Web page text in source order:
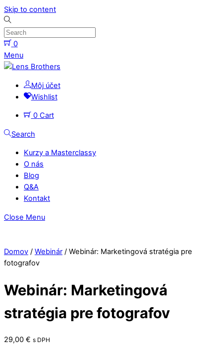
Skip to content
0
Menu
Môj účet
Wishlist
0 Cart
Search
Kurzy a Masterclassy
O nás
Blog
Q&A
Kontakt
Close Menu
Domov / Webinár / Webinár: Marketingová stratégia pre
fotografov
Webinár: Marketingová
stratégia pre fotografov
29,00 € s DPH